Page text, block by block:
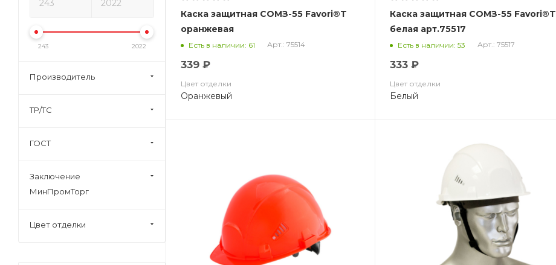
Каска защитная СОМЗ-55 Favori®T
оранжевая
Есть в наличии: 61 Арт.: 75514
339 ₽
Цвет отделки
Оранжевый
Каска защитная СОМЗ-55 Favori®T
белая арт.75517
Есть в наличии: 53 Арт.: 75517
333 ₽
Цвет отделки
Белый
243 2022
Производитель
ТР/ТС
ГОСТ
Заключение
МинПромТорг
Цвет отделки